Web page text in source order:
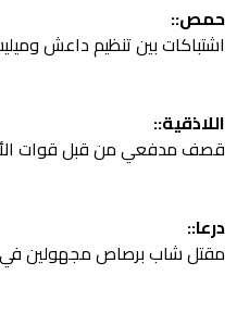
حمص::
اشتباكات بين تنظيم داعش
اللاذقية::
قصف مدفعي من قبل قوات
درعا::
مقتل شاب برصاص مجهولين في